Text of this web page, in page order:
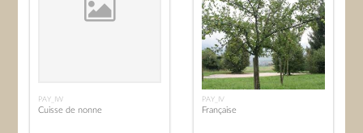
PAY_IW
Cuisse de nonne
PAY_IV
Française